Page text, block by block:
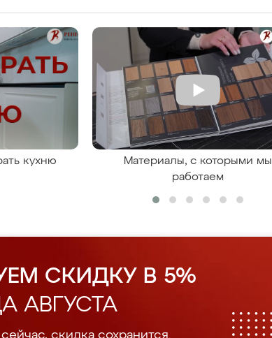
кухню
Материалы, с которыми мы
работаем
СКИДКУ В 5%
АВГУСТА
скидка сохранится.